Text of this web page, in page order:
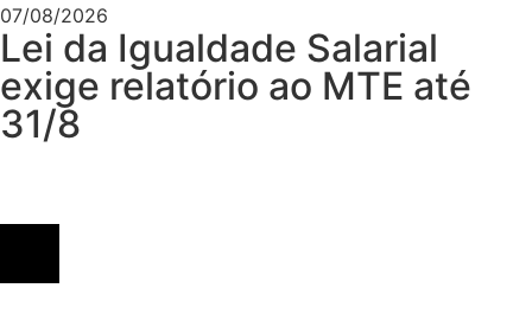
07/08/2026
Lei da Igualdade Salarial
exige relatório ao MTE até
31/8